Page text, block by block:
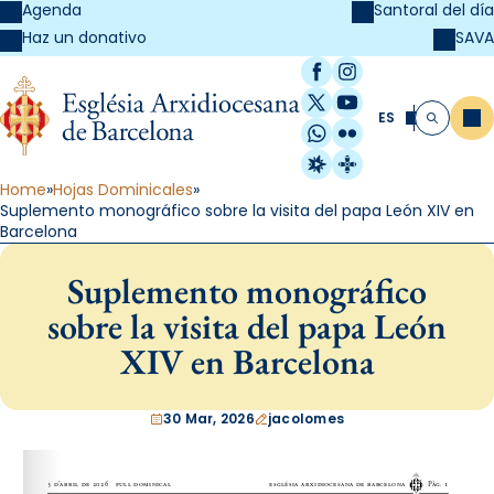
Agenda
Haz un donativo
Santoral del día
SAVA
Facebook
Instagram
X / Twitter
YouTube
WhatsApp
Flickr
Radio Estel
Catalunya
ES Buscar
Home Hojas Dominicales
Suplemento monográfico sobre la visita del papa León XIV en
Barcelona
Suplemento monográfico
sobre la visita del papa León
XIV en Barcelona
30 Mar, 2026 jacolomes